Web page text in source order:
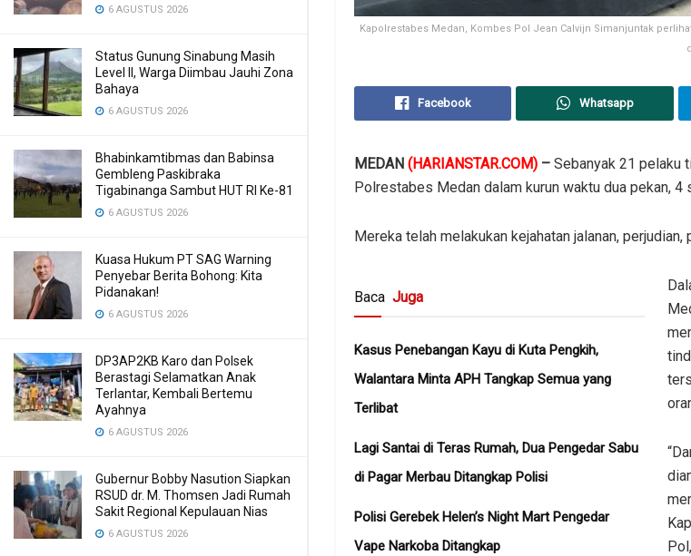
6 AGUSTUS 2026
Status Gunung Sinabung Masih
Level II, Warga Diimbau Jauhi Zona
Bahaya
6 AGUSTUS 2026
Bhabinkamtibmas dan Babinsa
Gembleng Paskibraka
Tigabinanga Sambut HUT RI Ke-81
6 AGUSTUS 2026
Kuasa Hukum PT SAG Warning
Penyebar Berita Bohong: Kita
Pidanakan!
6 AGUSTUS 2026
DP3AP2KB Karo dan Polsek
Berastagi Selamatkan Anak
Terlantar, Kembali Bertemu
Ayahnya
6 AGUSTUS 2026
Gubernur Bobby Nasution Siapkan
RSUD dr. M. Thomsen Jadi Rumah
Sakit Regional Kepulauan Nias
6 AGUSTUS 2026
Kapolrestabes Medan, Kombes Pol Jean Calvijn Simanjuntak
Facebook Whatsapp
MEDAN (HARIANSTAR.COM) – Sebanyak 21 pelaku
Polrestabes Medan dalam kurun waktu dua pekan, 4
Mereka telah melakukan kejahatan jalanan, perjudian,
Baca Juga
Kasus Penebangan Kayu di Kuta Pengkih,
Walantara Minta APH Tangkap Semua yang
Terlibat
Lagi Santai di Teras Rumah, Dua Pengedar Sabu
di Pagar Merbau Ditangkap Polisi
Polisi Gerebek Helen’s Night Mart Pengedar
Vape Narkoba Ditangkap